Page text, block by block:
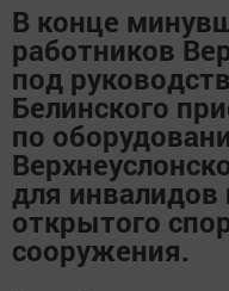
В конце
работников
под
Белинского
по
для инвалидов
открытого
сооружения.